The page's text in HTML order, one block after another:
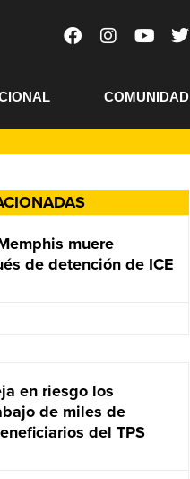
COMUNIDAD
muere
de detención de ICE
en riesgo los
de miles de
del TPS